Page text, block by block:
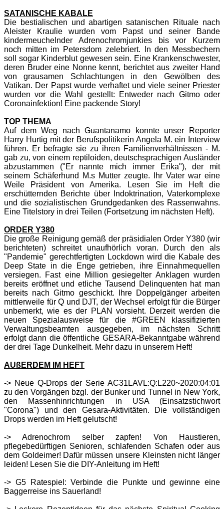
SATANISCHE KABALE
Die bestialischen und abartigen satanischen Rituale nach
Aleister Kraulie wurden vom Papst und seiner Bande
kindermeuchelnder Adrenochromjunkies bis vor Kurzem
noch mitten im Petersdom zelebriert. In den Messbechern
soll sogar Kinderblut gewesen sein. Eine Krankenschwester,
deren Bruder eine Nonne kennt, berichtet aus zweiter Hand
von grausamen Schlachtungen in den Gewölben des
Vatikan. Der Papst wurde verhaftet und viele seiner Priester
wurden vor die Wahl gestellt: Entweder nach Gitmo oder
Coronainfektion! Eine packende Story!
TOP THEMA
Auf dem Weg nach Guantanamo konnte unser Reporter
Harry Hurtig mit der Berufspolitikerin Angela M. ein Interview
führen. Er befragte sie zu ihren Familienverhältnissen - M.
gab zu, von einem reptiloiden, deutschsprachigen Ausländer
abzustammen ("Er nannte mich immer Erika"), der mit
seinem Schäferhund M.s Mutter zeugte. Ihr Vater war eine
Weile Präsident von Amerika. Lesen Sie im Heft die
erschütternden Berichte über Indoktrination, Vaterkomplexe
und die sozialistischen Grundgedanken des Rassenwahns.
Eine Titelstory in drei Teilen (Fortsetzung im nächsten Heft).
ORDER Y380
Die große Reinigung gemäß der präsidialen Order Y380 (wir
berichteten) schreitet unaufhörlich voran. Durch den als
"Pandemie" gerechtfertigten Lockdown wird die Kabale des
Deep State in die Enge getrieben, ihre Einnahmequellen
versiegen. Fast eine Million gesiegelter Anklagen wurden
bereits eröffnet und etliche Tausend Delinquenten hat man
bereits nach Gitmo geschickt. Ihre Doppelgänger arbeiten
mittlerweile für Q und DJT, der Wechsel erfolgt für die Bürger
unbemerkt, wie es der PLAN vorsieht. Derzeit werden die
neuen Spezialausweise für die #GREEN klassifizierten
Verwaltungsbeamten ausgegeben, im nächsten Schritt
erfolgt dann die öffentliche GESARA-Bekanntgabe während
der drei Tage Dunkelheit. Mehr dazu in unserem Heft!
AUßERDEM IM HEFT
-> Neue Q-Drops der Serie AC31LAVL:Q:L220~2020:04:01
zu den Vorgängen bzgl. der Bunker und Tunnel in New York,
den Massenhinrichtungen in USA (Einsatzstichwort
"Corona") und den Gesara-Aktivitäten. Die vollständigen
Drops werden im Heft gelutscht!
-> Adrenochrom selber zapfen! Von Haustieren,
pflegebedürftigen Senioren, schlafenden Schafen oder aus
dem Goldeimer! Dafür müssen unsere Kleinsten nicht länger
leiden! Lesen Sie die DIY-Anleitung im Heft!
-> G5 Ratespiel: Verbinde die Punkte und gewinne eine
Baggerreise ins Sauerland!